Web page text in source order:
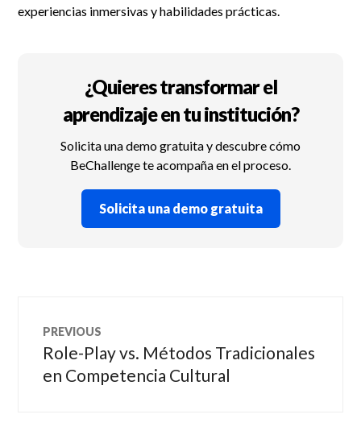
experiencias inmersivas y habilidades prácticas.
¿Quieres transformar el
aprendizaje en tu institución?
Solicita una demo gratuita y descubre cómo
BeChallenge te acompaña en el proceso.
Solicita una demo gratuita
entradas
PREVIOUS
Previous
post:
Role-Play vs. Métodos Tradicionales
en Competencia Cultural